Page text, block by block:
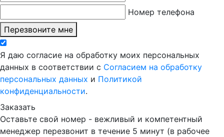
Номер телефона
Перезвоните мне
Я даю согласие на обработку моих персональных
данных в соответствии с Согласием на обработку
персональных данных и Политикой
конфиденциальности.
Заказать
Оставьте свой номер - вежливый и компетентный
менеджер перезвонит в течение 5 минут (в рабочее